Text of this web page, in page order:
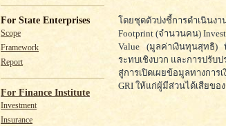
For State Enterprises
Scope
Framework
Report
For Finance Institute
Investment
Insurance
โดยชุดตัวบ่งชี้การดำเนิน
Footprint (จำนวนคน)
Value (มูลค่าเงินทุนสุทธิ)
ระทบเชิงบวก และการปรับ
สู่การเปิดเผยข้อมูลทางการ
GRI ให้แก่ผู้มีส่วนได้เสียขอ